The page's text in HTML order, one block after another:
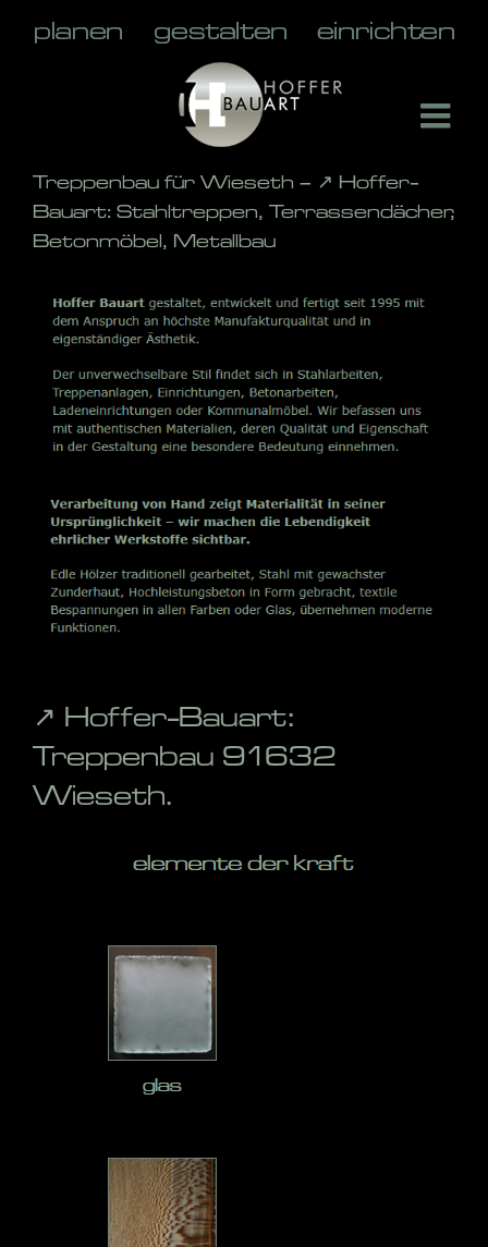
Treppenbau für Wieseth – ↗️ Hoffer-
Bauart: Stahltreppen, Terrassendächer,
Betonmöbel, Metallbau
↗️ Hoffer-Bauart:
Treppenbau 91632
Wieseth.